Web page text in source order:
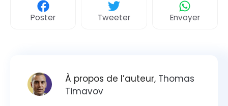
Poster Tweeter Envoyer
À propos de l’auteur, Thomas
Timavov